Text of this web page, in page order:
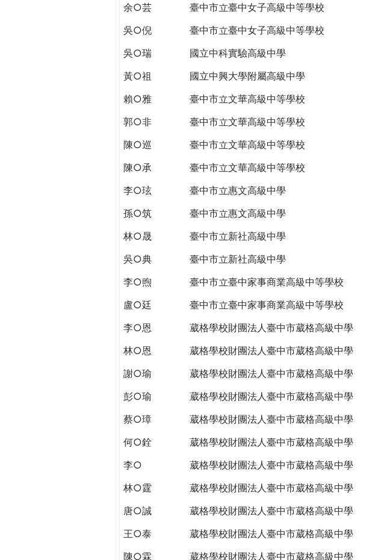
r
e
余○芸
臺中市立臺中女子高級中等學校
吳○倪
臺中市立臺中女子高級中等學校
吳○瑞
國立中科實驗高級中學
黃○祖
國立中興大學附屬高級中學
賴○雅
臺中市立文華高級中等學校
郭○非
臺中市立文華高級中等學校
陳○巡
臺中市立文華高級中等學校
陳○承
臺中市立文華高級中等學校
李○玹
臺中市立惠文高級中學
孫○筑
臺中市立惠文高級中學
林○晟
臺中市立新社高級中學
吳○典
臺中市立新社高級中學
李○煦
臺中市立臺中家事商業高級中等學校
盧○廷
臺中市立臺中家事商業高級中等學校
李○恩
葳格學校財團法人臺中市葳格高級中學
林○恩
葳格學校財團法人臺中市葳格高級中學
謝○瑜
葳格學校財團法人臺中市葳格高級中學
彭○瑜
葳格學校財團法人臺中市葳格高級中學
蔡○璋
葳格學校財團法人臺中市葳格高級中學
何○銓
葳格學校財團法人臺中市葳格高級中學
李○
葳格學校財團法人臺中市葳格高級中學
林○霆
葳格學校財團法人臺中市葳格高級中學
唐○誠
葳格學校財團法人臺中市葳格高級中學
王○泰
葳格學校財團法人臺中市葳格高級中學
陳○霖
葳格學校財團法人臺中市葳格高級中學